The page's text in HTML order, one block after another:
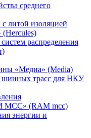
среднего
литой изоляцией
распределения
«Медиа» (Media)
шинных трасс для НКУ
МСС» (RAM mcc)
энергии и